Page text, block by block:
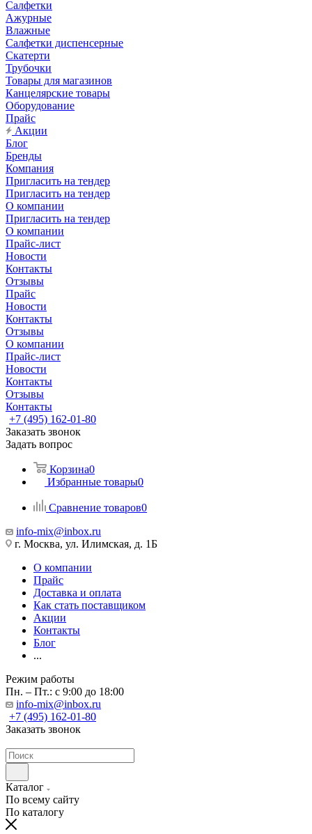
Салфетки
Ажурные
Влажные
Салфетки диспенсерные
Скатерти
Трубочки
Товары для магазинов
Канцелярские товары
Оборудование
Прайс
Акции
Блог
Бренды
Компания
Пригласить на тендер
Пригласить на тендер
О компании
Пригласить на тендер
О компании
Прайс-лист
Новости
Контакты
Отзывы
Прайс
Новости
Контакты
Отзывы
О компании
Прайс-лист
Новости
Контакты
Отзывы
Контакты
+7 (495) 162-01-80
Заказать звонок
Задать вопрос
Корзина0
Избранные товары0
Сравнение товаров0
info-mix@inbox.ru
г. Москва, ул. Илимская, д. 1Б
О компании
Прайс
Доставка и оплата
Как стать поставщиком
Акции
Контакты
Блог
...
Режим работы
Пн. – Пт.: с 9:00 до 18:00
info-mix@inbox.ru
+7 (495) 162-01-80
Заказать звонок
Каталог
По всему сайту
По каталогу